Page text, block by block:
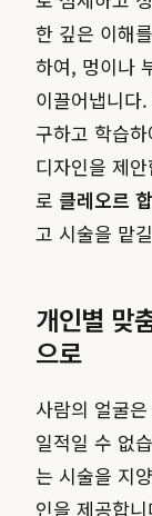
한 깊은 이해
하여, 멍이나
이끌어냅니다
구하고 학습
디자인을 제
로 클레오르
고 시술을 맡
개인별 맞
으로
사람의 얼굴
일적일 수 없
는 시술을 지
인을 제공합